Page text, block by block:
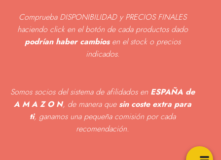
Comprueba DISPONIBILIDAD y PRECIOS FINALES
haciendo click en el botón de cada productos dado
podrían haber cambiosen el stock o precios
indicados.
Somos socios del sistema de afilidados en ESPAÑA de
A M A Z O N, de manera que sin coste extra para
ti, ganamos una pequeña comisión por cada
recomendación.